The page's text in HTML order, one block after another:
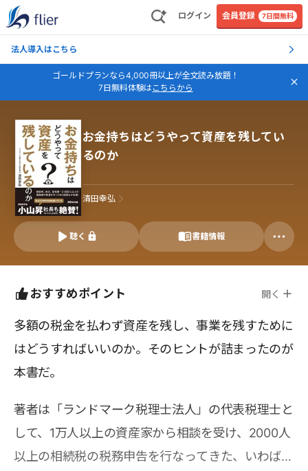
ログイン 会員登録 7日間無料
法人導入はこちら
ゴールドプランなら4,000冊以上が全文読み放題！
7日無料体験はこちらから
お金持ちはどうやって資産を残してい
るのか
清田幸弘
聴く 書籍情報
おすすめポイント 開く
多額の税金を払わず資産を残し、事業を残すために
はどうすればいいのか。そのヒントが詰まったのが
本書だ。
著者は「ランドマーク税理士法人」の代表税理士と
して、1万人以上の資産家から相談を受け、2000人
以上の相続税の税務申告を行なってきた、いわば